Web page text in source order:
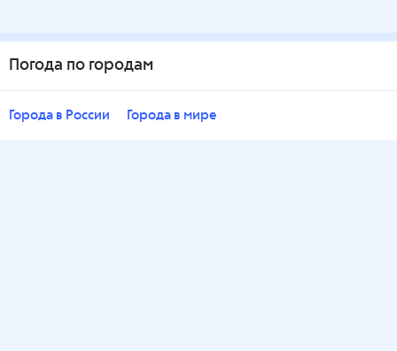
Погода по городам
Города в России Города в мире